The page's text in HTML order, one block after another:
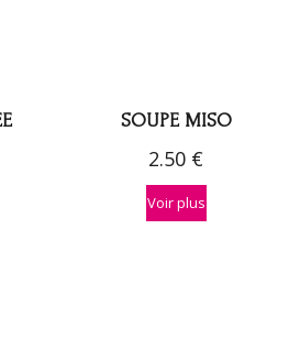
SOUPE MISO
2.50 €
Voir plus